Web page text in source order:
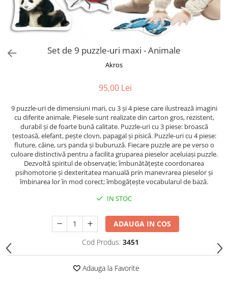
Puzzle-uri progresive
Puzzle-uri stratificate
Creioane colorate si carioci
Instrumente si accesorii pentru
pictura
Stampile si tusiere
Suport pentru decor
Modelaj
Pictura pe numere
Sarma plusata
Seturi de creatie
Tablouri diamonds
pentru copii
Jocuri de societate pentru copii
Jocuri matematice
Stimulare olfactiva si gustativa
Stimulare tactila
Stimulare vizuala
Seturi si jocuri magnetice
Set de 9 puzzle-uri maxi - Animale
Akros
95,00 Lei
9 puzzle-uri de dimensiuni mari, cu 3 și 4 piese care ilustrează imagini
cu diferite animale. Piesele sunt realizate din carton gros, rezistent,
durabil și de foarte bună calitate. Puzzle-uri cu 3 piese: broască
țestoasă, elefant, pește clovn, papagal și pisică. Puzzle-uri cu 4 piese:
fluture, câine, urs panda și buburuză. Fiecare puzzle are pe verso o
culoare distinctivă pentru a facilita gruparea pieselor aceluiași puzzle.
Dezvoltă spiritul de observație; îmbunătățește coordonarea
psihomotorie și dexteritatea manuală prin manevrarea pieselor și
îmbinarea lor în mod corect; îmbogățește vocabularul de bază.
IN STOC
ADAUGA IN COS
Cod Produs: 3451
Adauga la Favorite